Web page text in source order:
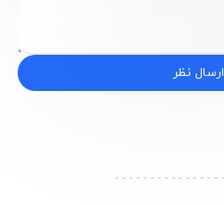
ارسال نظر